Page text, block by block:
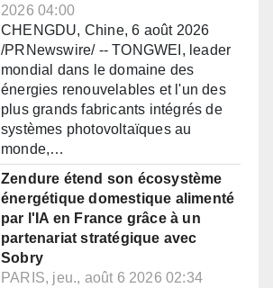
2026 04:00
CHENGDU, Chine, 6 août 2026
/PRNewswire/ -- TONGWEI, leader
mondial dans le domaine des
énergies renouvelables et l'un des
plus grands fabricants intégrés de
systèmes photovoltaïques au
monde,…
Zendure étend son écosystème
énergétique domestique alimenté
par l'IA en France grâce à un
partenariat stratégique avec
Sobry
PARIS, jeu., août 6 2026 02:34